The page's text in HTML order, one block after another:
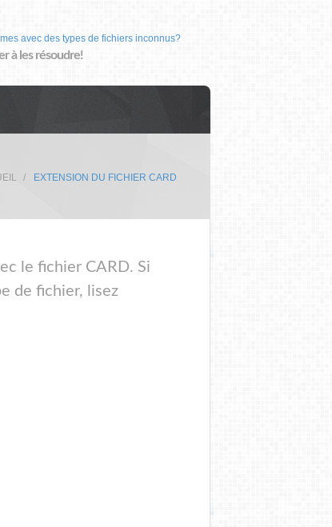
avec des types de fichiers inconnus?
à les résoudre!
EXTENSION DU FICHIER CARD
le fichier CARD. Si
de fichier, lisez